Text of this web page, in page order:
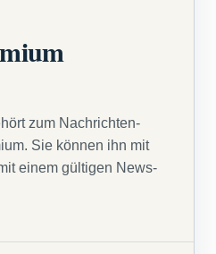
zum Nachrichten-
Sie können ihn mit
einem gültigen News-